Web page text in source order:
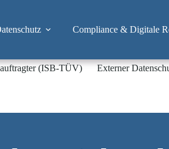
Compliance & Digitale
(ISB-TÜV) Externer